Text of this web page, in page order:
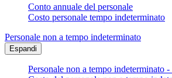
Conto annuale del personale
Costo personale tempo indeterminato
Personale non a tempo indeterminato
Espandi
Personale non a tempo indeterminato